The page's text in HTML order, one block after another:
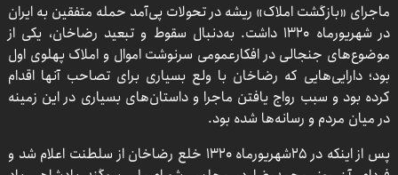
ماجرای «بازگشت املاک» ریشه در تحولات پی‌آمد حمله متفقین به ایران
در شهریورماه ۱۳۲۰ داشت. به‌دنبال سقوط و تبعید رضاخان، یکی از
موضوع‌های جنجالی در افکارعمومی سرنوشت اموال و املاک پهلوی اول
بود؛ دارایی‌هایی که رضاخان با ولع بسیاری برای تصاحب آنها اقدام
کرده بود و سبب رواج یافتن ماجرا و داستان‌های بسیاری در این زمینه
در میان مردم و رسانه‌ها شده بود.
پس از اینکه در ۲۵شهریورماه ۱۳۲۰ خلع رضاخان از سلطنت اعلام شد و